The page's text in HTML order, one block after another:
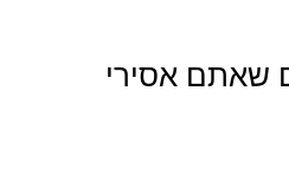
דברים שאתם אסירי